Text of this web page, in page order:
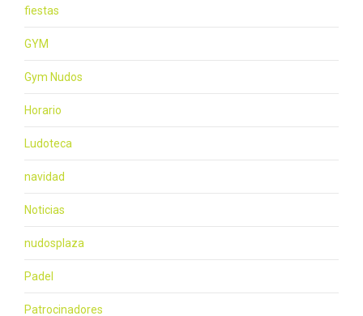
fiestas
GYM
Gym Nudos
Horario
Ludoteca
navidad
Noticias
nudosplaza
Padel
Patrocinadores